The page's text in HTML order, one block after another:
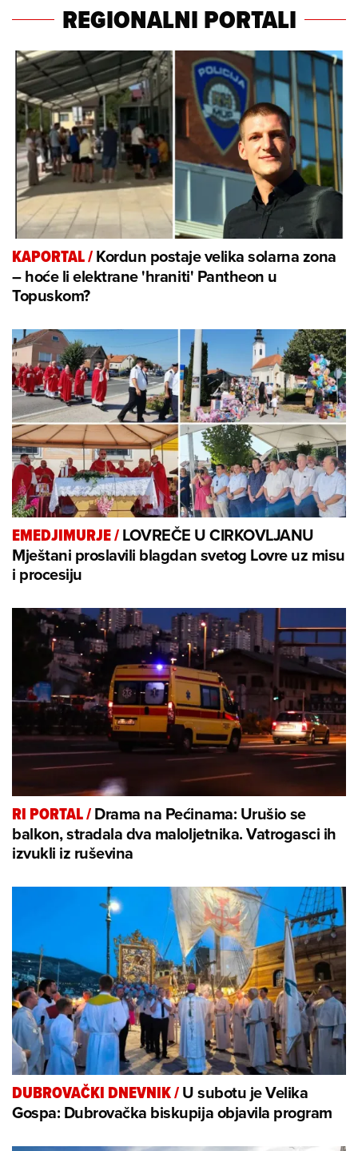
REGIONALNI PORTALI
KAPORTAL/Kordun postaje velika solarna zona
– hoće li elektrane 'hraniti' Pantheon u
Topuskom?
EMEDJIMURJE/LOVREČE U CIRKOVLJANU
Mještani proslavili blagdan svetog Lovre uz misu
i procesiju
RI PORTAL/Drama na Pećinama: Urušio se
balkon, stradala dva maloljetnika. Vatrogasci ih
izvukli iz ruševina
DUBROVAČKI DNEVNIK/U subotu je Velika
Gospa: Dubrovačka biskupija objavila program